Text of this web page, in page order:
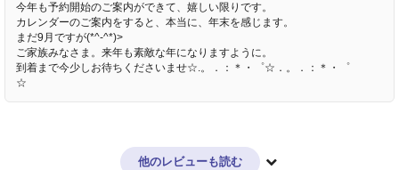
今年も予約開始のご案内ができて、嬉しい限りです。
カレンダーのご案内をすると、本当に、年末を感じます。
まだ9月ですが(*^-^*)>
ご家族みなさま。来年も素敵な年になりますように。
到着まで今少しお待ちくださいませ☆.。．：＊・゜☆．。．：＊・゜
☆
他のレビューも読む